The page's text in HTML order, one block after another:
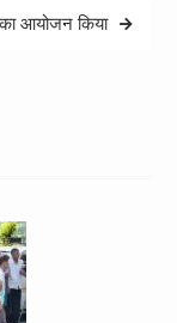
आयोजन किया